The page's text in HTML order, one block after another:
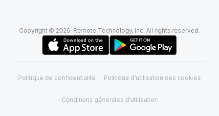
Copyright © 2026. Remote Technology, Inc. All rights reserved.
Politique de confidentialité Politique d’utilisation des cookies
Conditions générales d'utilisation